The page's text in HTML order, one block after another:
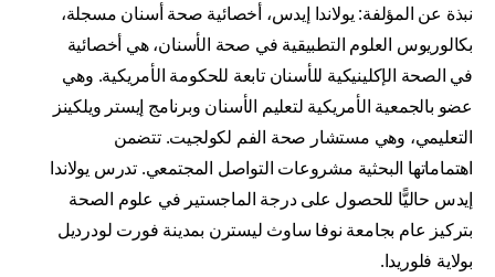
نبذة عن المؤلفة: يولاندا إيدس، أخصائية صحة أسنان مسجلة،
بكالوريوس العلوم التطبيقية في صحة الأسنان، هي أخصائية
في الصحة الإكلينيكية للأسنان تابعة للحكومة الأمريكية. وهي
عضو بالجمعية الأمريكية لتعليم الأسنان وبرنامج إيستر ويلكينز
التعليمي، وهي مستشار صحة الفم لكولجيت. تتضمن
اهتماماتها البحثية مشروعات التواصل المجتمعي. تدرس يولاندا
إيدس حاليًّا للحصول على درجة الماجستير في علوم الصحة
بتركيز عام بجامعة نوفا ساوث ليسترن بمدينة فورت لودرديل
بولاية فلوريدا.